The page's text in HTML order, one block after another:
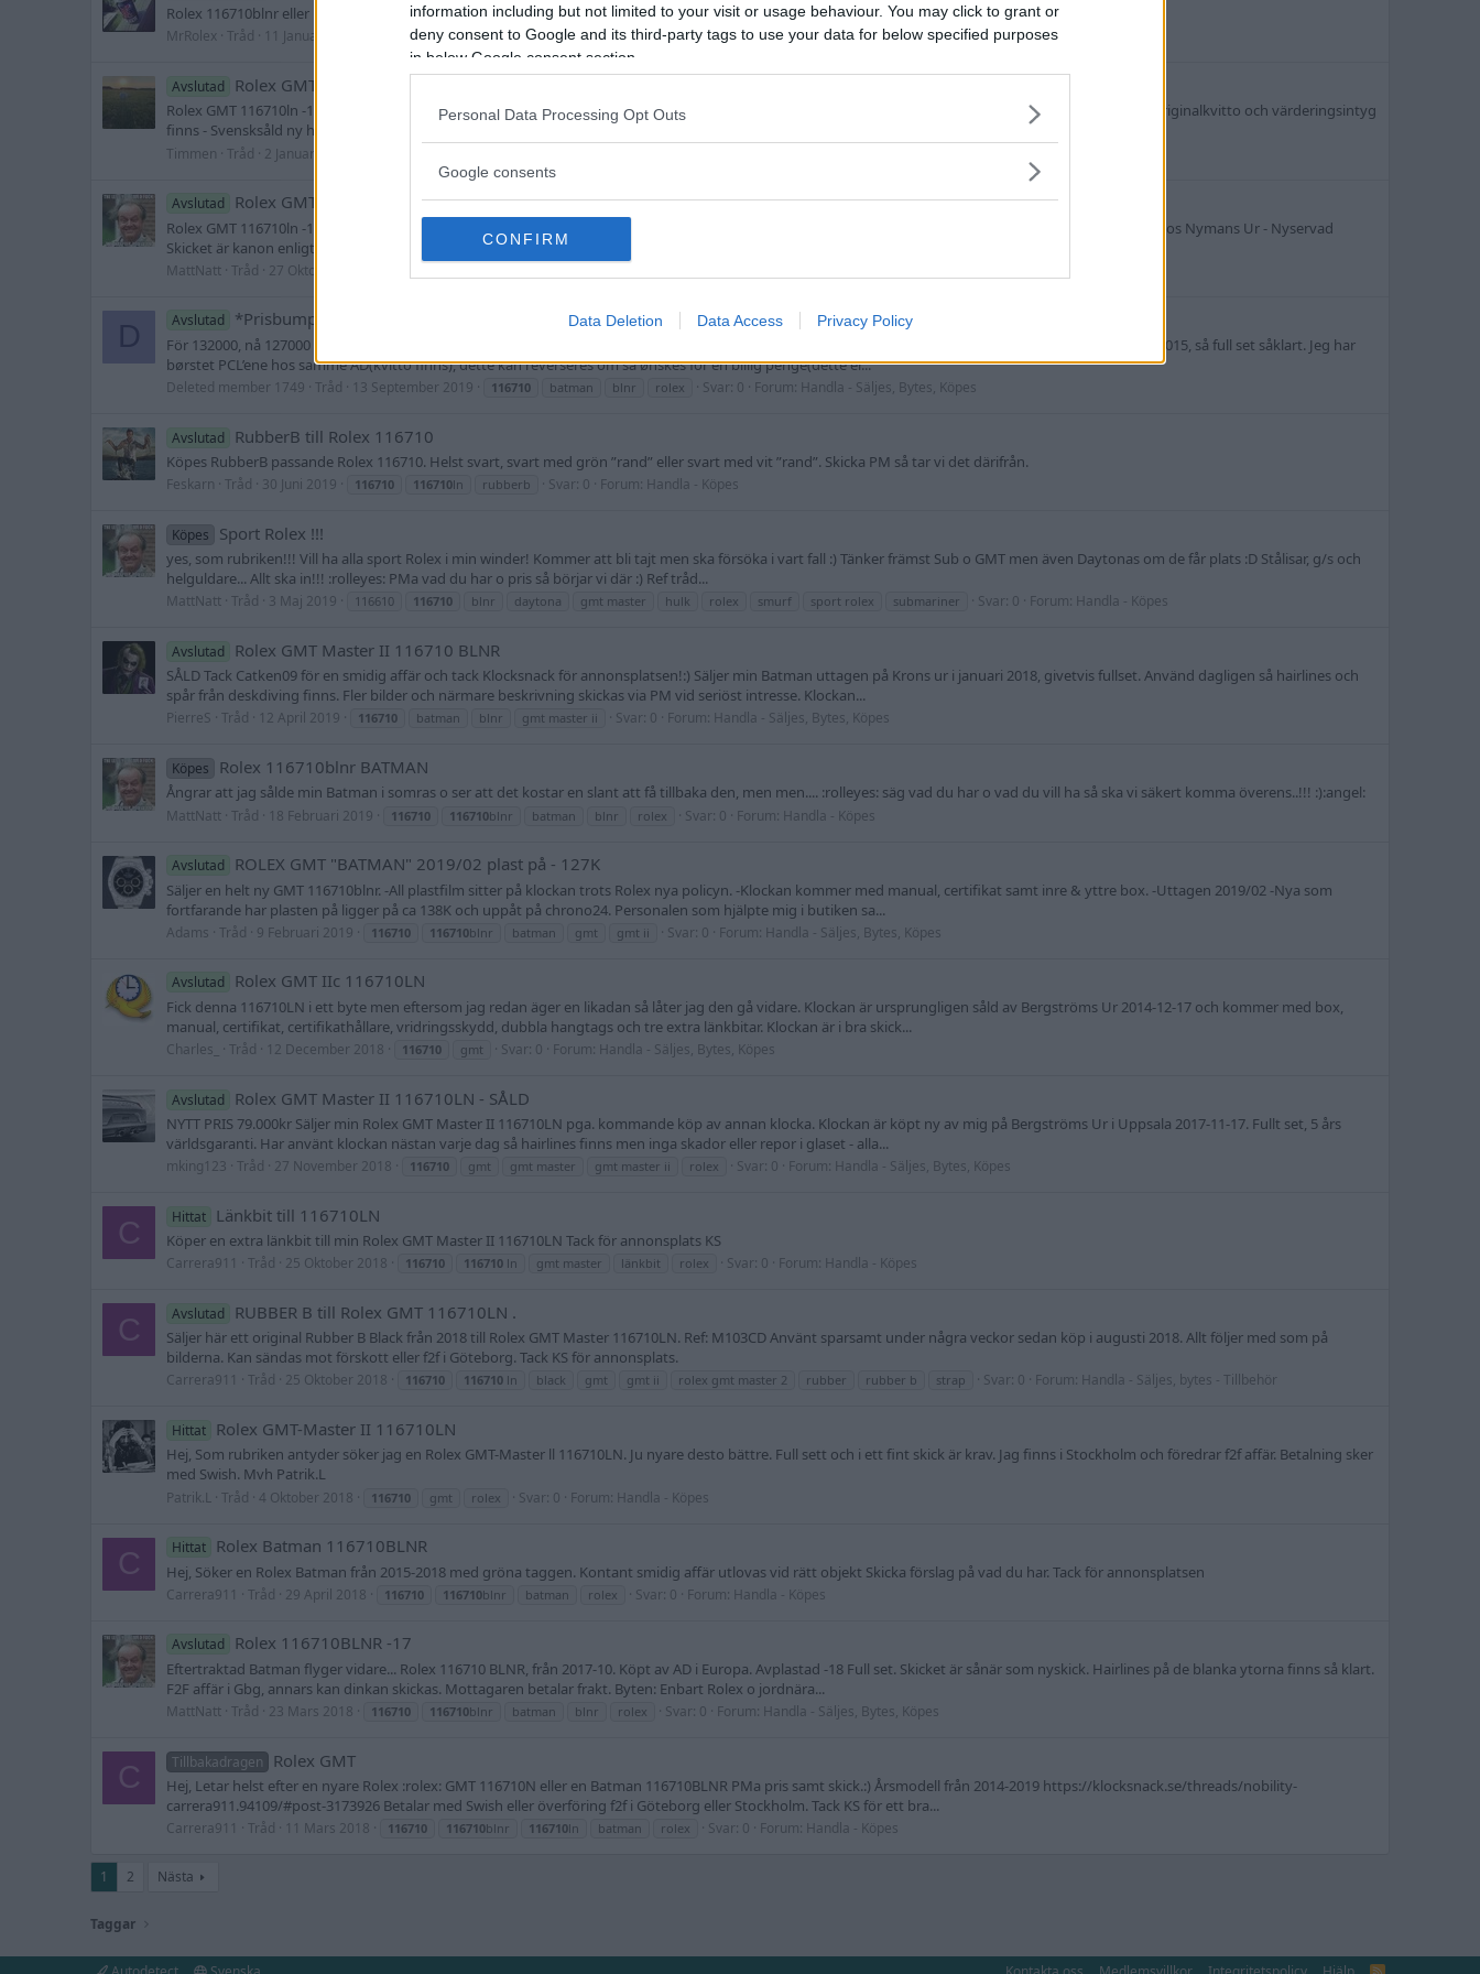
information including but not limited to your visit or usage behaviour. You may click to grant or
deny consent to Google and its third-party tags to use your data for below specified purposes
in below Google consent section.
Personal Data Processing Opt Outs
Google consents
CONFIRM
Data Deletion Data Access Privacy Policy
Rolex 116710blnr eller 126710blnr. Kom med prisförslag.
MrRolex Tråd 11 Januari 2020 116710 gmt Svar: 0 Forum:Handla - Köpes
Avslutad Rolex GMT 116710ln
Rolex GMT 116710ln -14 servad i somras. 18 månaders garanti kvar. - Full set inkl. båda tagsen o bezelskydd, certhållare, cert och GMT-master II boken - Originalkvitto och värderingsintyg
finns - Svensksåld ny hos Nymans Ur - Nyservad (kvitto finns) Skicket är riktigt bra helt utan dings...
Timmen Tråd 2 Januari 2020
Avslutad Rolex GMT 116710ln byte mot Panerai
Rolex GMT 116710ln -14 (Nyservad 2019 i somras för 7500kr) - Full set inkl. båda tagsen o bezelskydd - Kvitton och värderingsintyg finns - Svensksåld ny hos Nymans Ur - Nyservad
Skicket är kanon enligt mig! Inga dings etc. Byten tas givet en jordnära värdering. Rolex och Panerai, gärna 392...
MattNatt Tråd 27 Oktober 2019
Avslutad *Prisbump* Rolex GMT Master 116710 BLNR
För 132000, nå 127000 inkl helt nytt, ubrukt RubberB (verdi 2000) Dagen er kommet for Batman og finne et nytt hjem. Kjøpt av meg hos svensk AD April 2015, så full set såklart. Jeg har
børstet PCL’ene hos samme AD(kvitto finns), dette kan reverseres om så ønskes for en billig penge(dette er...
Deleted member 1749 Tråd 13 September 2019 116710 batman blnr rolex Svar: 0 Forum: Handla - Säljes, Bytes, Köpes
Avslutad RubberB till Rolex 116710
Köpes RubberB passande Rolex 116710. Helst svart, svart med grön ”rand” eller svart med vit ”rand”. Skicka PM så tar vi det därifrån.
Feskarn Tråd 30 Juni 2019 116710 116710ln rubberb Svar: 0 Forum: Handla - Köpes
Köpes Sport Rolex !!!
yes, som rubriken!!! Vill ha alla sport Rolex i min winder! Kommer att bli tajt men ska försöka i vart fall :) Tänker främst Sub o GMT men även Daytonas om de får plats :D Stålisar, g/s och
helguldare... Allt ska in!!! :rolleyes: PMa vad du har o pris så börjar vi där :) Ref tråd...
MattNatt Tråd 3 Maj 2019 116610 116710 blnr daytona gmt master hulk rolex smurf sport rolex submariner Svar: 0 Forum: Handla - Köpes
Avslutad Rolex GMT Master II 116710 BLNR
SÅLD Tack Catken09 för en smidig affär och tack Klocksnack för annonsplatsen!:) Säljer min Batman uttagen på Krons ur i januari 2018, givetvis fullset. Använd dagligen så hairlines och
spår från deskdiving finns. Fler bilder och närmare beskrivning skickas via PM vid seriöst intresse. Klockan...
PierreS Tråd 12 April 2019 116710 batman blnr gmt master ii Svar: 0 Forum: Handla - Säljes, Bytes, Köpes
Köpes Rolex 116710blnr BATMAN
Ångrar att jag sålde min Batman i somras o ser att det kostar en slant att få tillbaka den, men men.... :rolleyes: säg vad du har o vad du vill ha så ska vi säkert komma överens..!!! :):angel:
MattNatt Tråd 18 Februari 2019 116710 116710blnr batman blnr rolex Svar: 0 Forum: Handla - Köpes
Avslutad ROLEX GMT "BATMAN" 2019/02 plast på - 127K
Säljer en helt ny GMT 116710blnr. -All plastfilm sitter på klockan trots Rolex nya policyn. -Klockan kommer med manual, certifikat samt inre & yttre box. -Uttagen 2019/02 -Nya som
fortfarande har plasten på ligger på ca 138K och uppåt på chrono24. Personalen som hjälpte mig i butiken sa...
Adams Tråd 9 Februari 2019 116710 116710blnr batman gmt gmt ii Svar: 0 Forum: Handla - Säljes, Bytes, Köpes
Avslutad Rolex GMT IIc 116710LN
Fick denna 116710LN i ett byte men eftersom jag redan äger en likadan så låter jag den gå vidare. Klockan är ursprungligen såld av Bergströms Ur 2014-12-17 och kommer med box,
manual, certifikat, certifikathållare, vridringsskydd, dubbla hangtags och tre extra länkbitar. Klockan är i bra skick...
Charles_ Tråd 12 December 2018 116710 gmt Svar: 0 Forum: Handla - Säljes, Bytes, Köpes
Avslutad Rolex GMT Master II 116710LN - SÅLD
NYTT PRIS 79.000kr Säljer min Rolex GMT Master II 116710LN pga. kommande köp av annan klocka. Klockan är köpt ny av mig på Bergströms Ur i Uppsala 2017-11-17. Fullt set, 5 års
världsgaranti. Har använt klockan nästan varje dag så hairlines finns men inga skador eller repor i glaset - alla...
mking123 Tråd 27 November 2018 116710 gmt gmt master gmt master ii rolex Svar: 0 Forum: Handla - Säljes, Bytes, Köpes
C Hittat Länkbit till 116710LN
Köper en extra länkbit till min Rolex GMT Master II 116710LN Tack för annonsplats KS
Carrera911 Tråd 25 Oktober 2018 116710 116710 ln gmt master länkbit rolex Svar: 0 Forum: Handla - Köpes
C Avslutad RUBBER B till Rolex GMT 116710LN .
Säljer här ett original Rubber B Black från 2018 till Rolex GMT Master 116710LN. Ref: M103CD Använt sparsamt under några veckor sedan köp i augusti 2018. Allt följer med som på
bilderna. Kan sändas mot förskott eller f2f i Göteborg. Tack KS för annonsplats.
Carrera911 Tråd 25 Oktober 2018 116710 116710 ln black gmt gmt ii rolex gmt master 2 rubber rubber b strap Svar: 0 Forum: Handla - Säljes, bytes - Tillbehör
Hittat Rolex GMT-Master II 116710LN
Hej, Som rubriken antyder söker jag en Rolex GMT-Master ll 116710LN. Ju nyare desto bättre. Full sett och i ett fint skick är krav. Jag finns i Stockholm och föredrar f2f affär. Betalning sker
med Swish. Mvh Patrik.L
Patrik.L Tråd 4 Oktober 2018 116710 gmt rolex Svar: 0 Forum: Handla - Köpes
C Hittat Rolex Batman 116710BLNR
Hej, Söker en Rolex Batman från 2015-2018 med gröna taggen. Kontant smidig affär utlovas vid rätt objekt Skicka förslag på vad du har. Tack för annonsplatsen
Carrera911 Tråd 29 April 2018 116710 116710blnr batman rolex Svar: 0 Forum: Handla - Köpes
Avslutad Rolex 116710BLNR -17
Eftertraktad Batman flyger vidare... Rolex 116710 BLNR, från 2017-10. Köpt av AD i Europa. Avplastad -18 Full set. Skicket är sånär som nyskick. Hairlines på de blanka ytorna finns så klart.
F2F affär i Gbg, annars kan dinkan skickas. Mottagaren betalar frakt. Byten: Enbart Rolex o jordnära...
MattNatt Tråd 23 Mars 2018 116710 116710blnr batman blnr rolex Svar: 0 Forum: Handla - Säljes, Bytes, Köpes
C Tillbakadragen Rolex GMT
Hej, Letar helst efter en nyare Rolex :rolex: GMT 116710N eller en Batman 116710BLNR PMa pris samt skick.:) Årsmodell från 2014-2019 https://klocksnack.se/threads/nobility-
carrera911.94109/#post-3173926 Betalar med Swish eller överföring f2f i Göteborg eller Stockholm. Tack KS för ett bra...
Carrera911 Tråd 11 Mars 2018 116710 116710blnr 116710ln batman rolex Svar: 0 Forum: Handla - Köpes
1 2 Nästa
Taggar
R